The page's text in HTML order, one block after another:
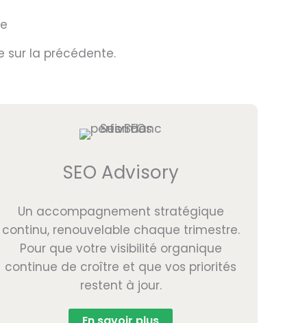
sur la précédente.
SEO Advisory
Un accompagnement stratégique
continu, renouvelable chaque trimestre.
Pour que votre visibilité organique
continue de croître et que vos priorités
restent à jour.